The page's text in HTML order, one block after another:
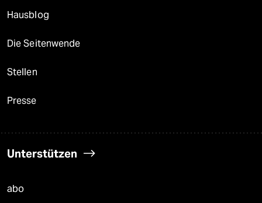
Hausblog
Die Seitenwende
Stellen
Presse
Unterstützen
abo